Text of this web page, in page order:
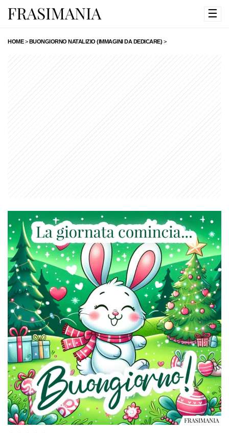
☰
HOME>BUONGIORNO NATALIZIO (IMMAGINI DA DEDICARE) >